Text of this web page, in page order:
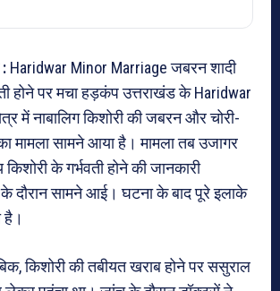
Haridwar Minor Marriage जबरन शादी
होने पर मचा हड़कंप उत्तराखंड केHaridwar
में नाबालिग किशोरी की जबरन और चोरी-
मामला सामने आया है। मामला तब उजागर
के गर्भवती होने की जानकारी
दौरान सामने आई। घटना के बाद पूरे इलाके
है।
किशोरी की तबीयत खराब होने पर ससुराल